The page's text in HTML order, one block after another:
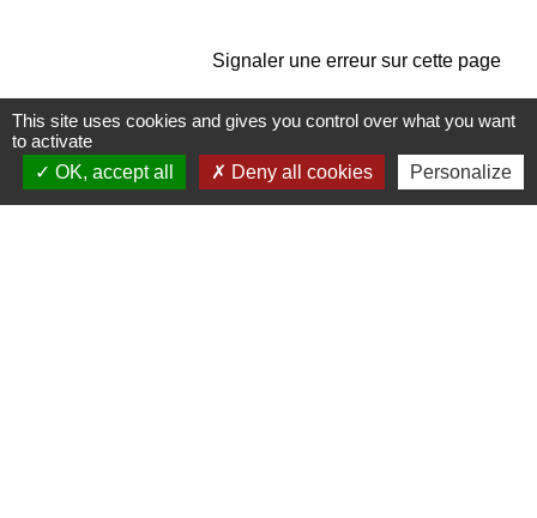
Signaler une erreur sur cette page
This site uses cookies and gives you control over what you want
to activate
OK, accept all
Deny all cookies Personalize